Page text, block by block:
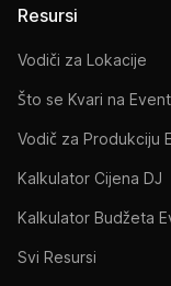
Resursi
Vodiči za Lokacije
Što se Kvari na
Vodič za Produkciju
Kalkulator Cijena DJ
Kalkulator Budžeta
Svi Resursi